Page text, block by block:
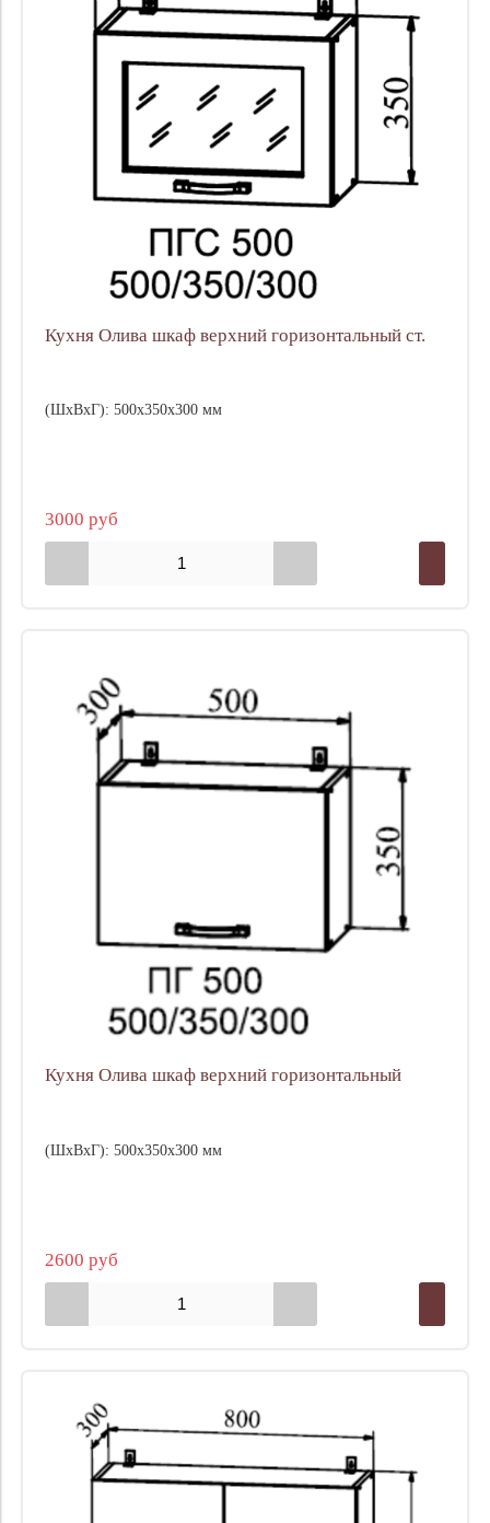
Кухня Олива шкаф верхний горизонтальный ст.
(ШхВхГ): 500х350х300 мм
3000 руб
Кухня Олива шкаф верхний горизонтальный
(ШхВхГ): 500х350х300 мм
2600 руб